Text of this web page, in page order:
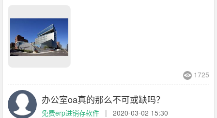
1725
办公室oa真的那么不可或缺吗？
免费erp进销存软件 |
2020-03-02 15:30